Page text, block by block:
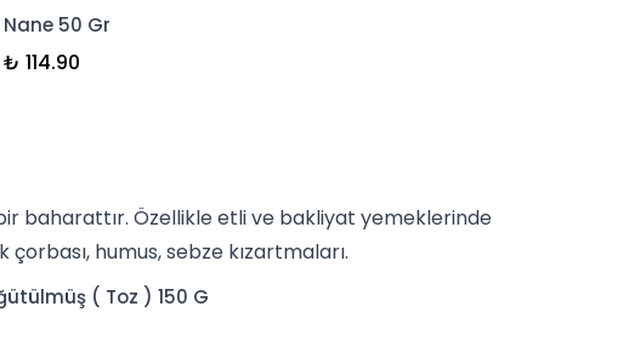
Nane 50 Gr
₺ 114.90
baharattır. Özellikle etli ve bakliyat yemeklerinde
çorbası, humus, sebze kızartmaları.
( Toz ) 150 G